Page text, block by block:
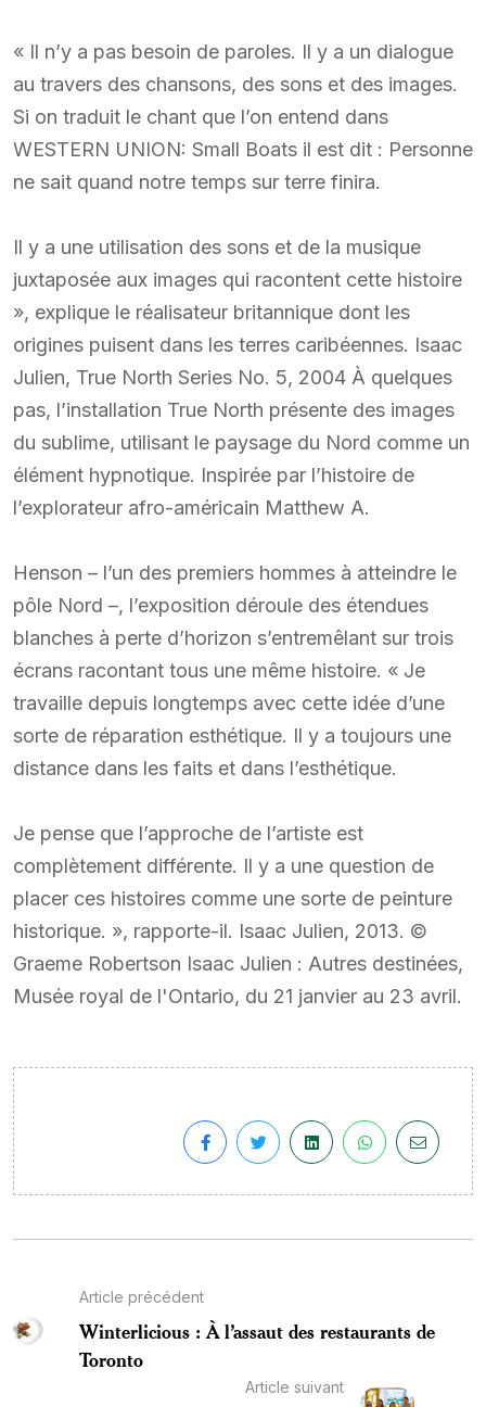
« Il n’y a pas besoin de paroles. Il y a un dialogue
au travers des chansons, des sons et des images.
Si on traduit le chant que l’on entend dans
WESTERN UNION: Small Boats il est dit : Personne
ne sait quand notre temps sur terre finira.
Il y a une utilisation des sons et de la musique
juxtaposée aux images qui racontent cette histoire
», explique le réalisateur britannique dont les
origines puisent dans les terres caribéennes. Isaac
Julien, True North Series No. 5, 2004 À quelques
pas, l’installation True North présente des images
du sublime, utilisant le paysage du Nord comme un
élément hypnotique. Inspirée par l’histoire de
l’explorateur afro-américain Matthew A.
Henson – l’un des premiers hommes à atteindre le
pôle Nord –, l’exposition déroule des étendues
blanches à perte d’horizon s’entremêlant sur trois
écrans racontant tous une même histoire. « Je
travaille depuis longtemps avec cette idée d’une
sorte de réparation esthétique. Il y a toujours une
distance dans les faits et dans l’esthétique.
Je pense que l’approche de l’artiste est
complètement différente. Il y a une question de
placer ces histoires comme une sorte de peinture
historique. », rapporte-il. Isaac Julien, 2013. ©
Graeme Robertson Isaac Julien : Autres destinées,
Musée royal de l'Ontario, du 21 janvier au 23 avril.
Article précédent
Winterlicious : À l’assaut des restaurants de
Toronto
Article suivant